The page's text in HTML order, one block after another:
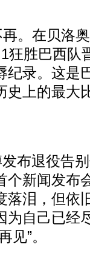
。在贝洛
狂胜巴西队
纪录。这是
史上的最大
退役告别
个新闻发布
落泪，但依
为自己已经
见”。